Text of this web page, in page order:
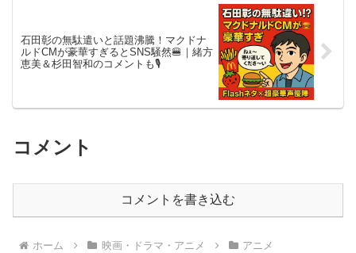
石田彰の無駄遣いと話題沸騰！マクドナ
ルドCMが豪華すぎるとSNS騒然🍔｜緒方
恵美＆杉田智和のコメントも🎙️
コメント
コメントを書き込む
ホーム 映画・ドラマ・アニメ アニメ